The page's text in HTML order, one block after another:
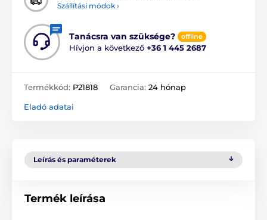
Szállítási módok ›
Tanácsra van szüksége? offline
Hívjon a következő +36 1 445 2687
Termékkód: P21818 Garancia: 24 hónap
Eladó adatai
Leírás és paraméterek
Termék leírása